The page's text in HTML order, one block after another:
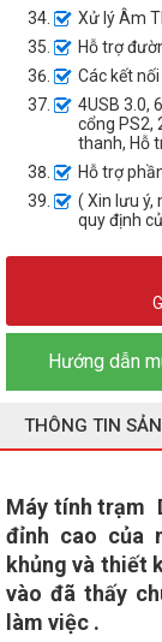
Xử lý Âm
Hỗ trợ
Các kết
4USB 3.0,
cổng PS2,
thanh, Hỗ
Hỗ trợ
( Xin lưu ý,
quy định
Hướng dẫn
THÔNG TIN
Máy tính trạm
đỉnh cao của
khủng và thiết
vào đã thấy
làm việc .